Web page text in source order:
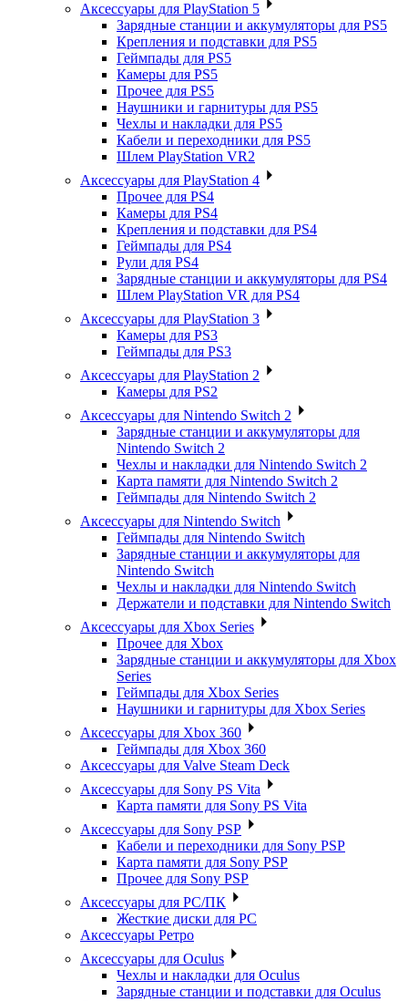
Аксессуары для PlayStation 5
Зарядные станции и аккумуляторы для PS5
Крепления и подставки для PS5
Геймпады для PS5
Камеры для PS5
Прочее для PS5
Наушники и гарнитуры для PS5
Чехлы и накладки для PS5
Кабели и переходники для PS5
Шлем PlayStation VR2
Аксессуары для PlayStation 4
Прочее для PS4
Камеры для PS4
Крепления и подставки для PS4
Геймпады для PS4
Рули для PS4
Зарядные станции и аккумуляторы для PS4
Шлем PlayStation VR для PS4
Аксессуары для PlayStation 3
Камеры для PS3
Геймпады для PS3
Аксессуары для PlayStation 2
Камеры для PS2
Аксессуары для Nintendo Switch 2
Зарядные станции и аккумуляторы для
Nintendo Switch 2
Чехлы и накладки для Nintendo Switch 2
Карта памяти для Nintendo Switch 2
Геймпады для Nintendo Switch 2
Аксессуары для Nintendo Switch
Геймпады для Nintendo Switch
Зарядные станции и аккумуляторы для
Nintendo Switch
Чехлы и накладки для Nintendo Switch
Держатели и подставки для Nintendo Switch
Аксессуары для Xbox Series
Прочее для Xbox
Зарядные станции и аккумуляторы для Xbox
Series
Геймпады для Xbox Series
Наушники и гарнитуры для Xbox Series
Аксессуары для Xbox 360
Геймпады для Xbox 360
Аксессуары для Valve Steam Deck
Аксессуары для Sony PS Vita
Карта памяти для Sony PS Vita
Аксессуары для Sony PSP
Кабели и переходники для Sony PSP
Карта памяти для Sony PSP
Прочее для Sony PSP
Аксессуары для PC/ПК
Жесткие диски для PC
Аксессуары Ретро
Аксессуары для Oculus
Чехлы и накладки для Oculus
Зарядные станции и подставки для Oculus